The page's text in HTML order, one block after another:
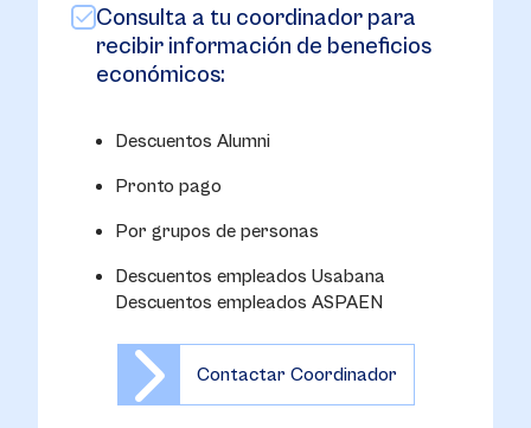
Consulta a tu coordinador para
recibir información de beneficios
económicos:
Descuentos Alumni
Pronto pago
Por grupos de personas
Descuentos empleados Usabana
Descuentos empleados ASPAEN
Contactar Coordinador